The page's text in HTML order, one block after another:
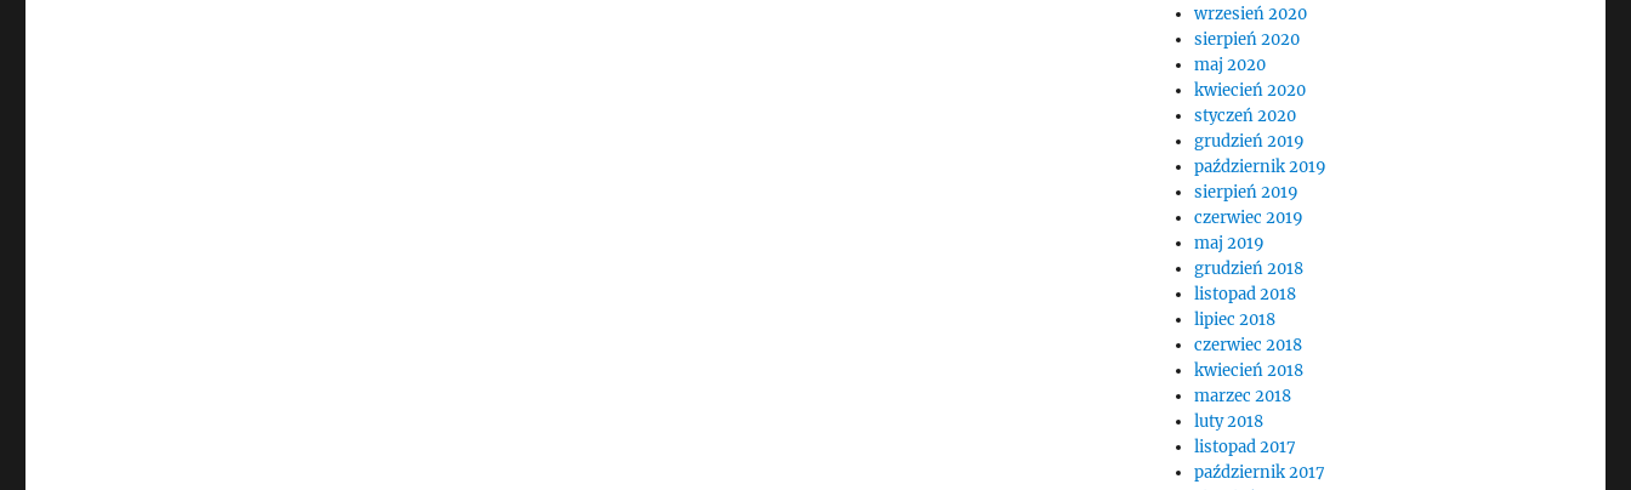
wrzesień 2020
sierpień 2020
maj 2020
kwiecień 2020
styczeń 2020
grudzień 2019
październik 2019
sierpień 2019
czerwiec 2019
maj 2019
grudzień 2018
listopad 2018
lipiec 2018
czerwiec 2018
kwiecień 2018
marzec 2018
luty 2018
listopad 2017
październik 2017